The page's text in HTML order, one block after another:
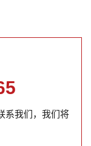
系我们，我们将